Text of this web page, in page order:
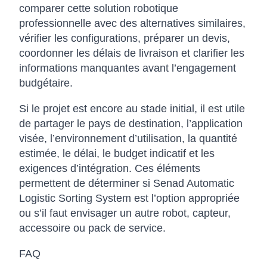
comparer cette solution robotique
professionnelle avec des alternatives similaires,
vérifier les configurations, préparer un devis,
coordonner les délais de livraison et clarifier les
informations manquantes avant l’engagement
budgétaire.
Si le projet est encore au stade initial, il est utile
de partager le pays de destination, l’application
visée, l’environnement d’utilisation, la quantité
estimée, le délai, le budget indicatif et les
exigences d’intégration. Ces éléments
permettent de déterminer si Senad Automatic
Logistic Sorting System est l’option appropriée
ou s’il faut envisager un autre robot, capteur,
accessoire ou pack de service.
FAQ